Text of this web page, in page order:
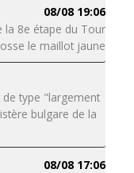
08/08 19:06
la 8e étape du Tour
le maillot jaune
type "largement
bulgare de la
08/08 17:06